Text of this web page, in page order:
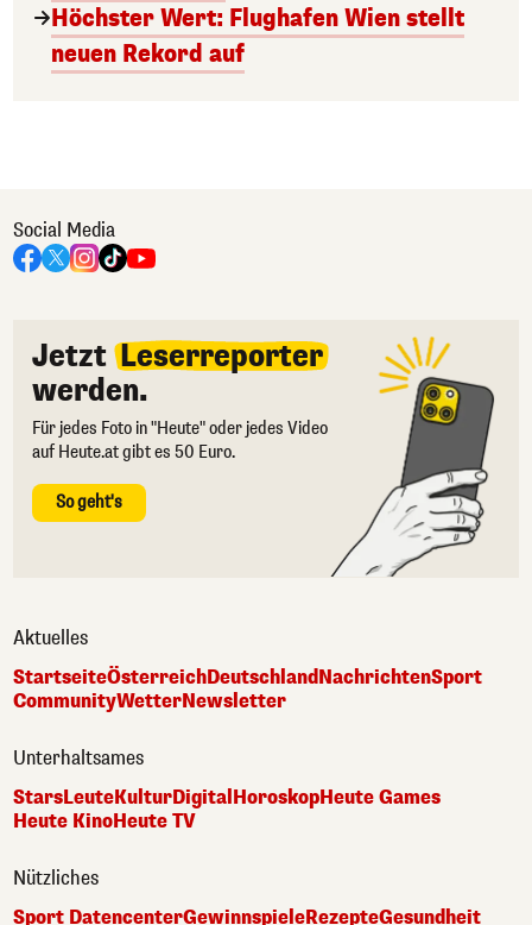
Höchster Wert: Flughafen Wien stellt
neuen Rekord auf
Social Media
Jetzt Leserreporter
werden.
Für jedes Foto in "Heute" oder jedes Video
auf Heute.at gibt es 50 Euro.
So geht's
Aktuelles
StartseiteÖsterreichDeutschlandNachrichtenSport
CommunityWetterNewsletter
Unterhaltsames
StarsLeuteKulturDigitalHoroskopHeute Games
Heute KinoHeute TV
Nützliches
Sport DatencenterGewinnspieleRezepteGesundheit